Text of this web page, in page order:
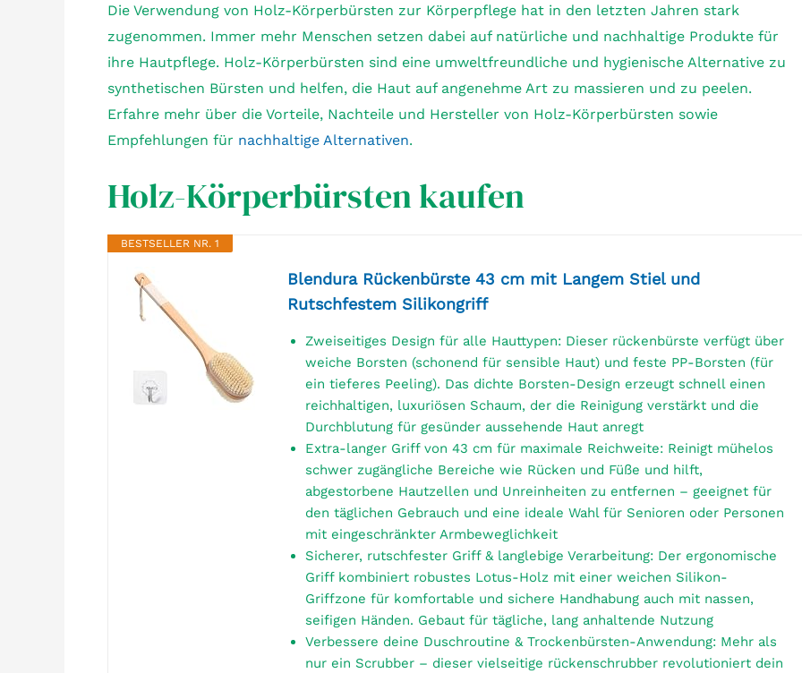
Die Verwendung von Holz-Körperbürsten zur Körperpflege hat in den letzten Jahren stark
zugenommen. Immer mehr Menschen setzen dabei auf natürliche und nachhaltige Produkte für
ihre Hautpflege. Holz-Körperbürsten sind eine umweltfreundliche und hygienische Alternative zu
synthetischen Bürsten und helfen, die Haut auf angenehme Art zu massieren und zu peelen.
Erfahre mehr über die Vorteile, Nachteile und Hersteller von Holz-Körperbürsten sowie
Empfehlungen für nachhaltige Alternativen.
Holz-Körperbürsten kaufen
BESTSELLER NR. 1
Blendura Rückenbürste 43 cm mit Langem Stiel und
Rutschfestem Silikongriff
Zweiseitiges Design für alle Hauttypen: Dieser rückenbürste verfügt über
weiche Borsten (schonend für sensible Haut) und feste PP-Borsten (für
ein tieferes Peeling). Das dichte Borsten-Design erzeugt schnell einen
reichhaltigen, luxuriösen Schaum, der die Reinigung verstärkt und die
Durchblutung für gesünder aussehende Haut anregt
Extra-langer Griff von 43 cm für maximale Reichweite: Reinigt mühelos
schwer zugängliche Bereiche wie Rücken und Füße und hilft,
abgestorbene Hautzellen und Unreinheiten zu entfernen – geeignet für
den täglichen Gebrauch und eine ideale Wahl für Senioren oder Personen
mit eingeschränkter Armbeweglichkeit
Sicherer, rutschfester Griff & langlebige Verarbeitung: Der ergonomische
Griff kombiniert robustes Lotus-Holz mit einer weichen Silikon-
Griffzone für komfortable und sichere Handhabung auch mit nassen,
seifigen Händen. Gebaut für tägliche, lang anhaltende Nutzung
Verbessere deine Duschroutine & Trockenbürsten-Anwendung: Mehr als
nur ein Scrubber – dieser vielseitige rückenschrubber revolutioniert dein